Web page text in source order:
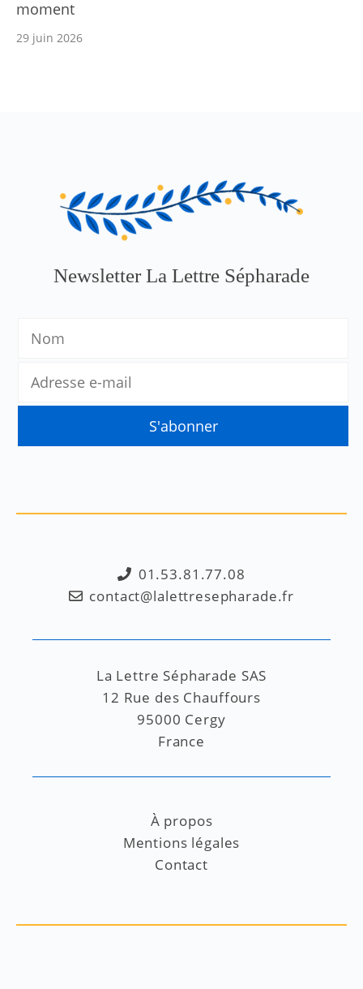
moment
29 juin 2026
Newsletter La Lettre Sépharade
01.53.81.77.08
contact@lalettresepharade.fr
La Lettre Sépharade SAS
12 Rue des Chauffours
95000 Cergy
France
À propos
Mentions légales
Contact